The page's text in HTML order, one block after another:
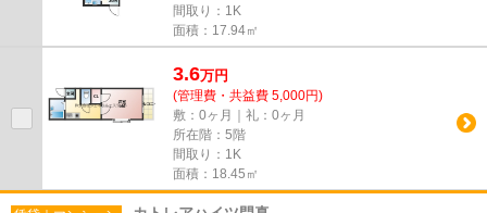
間取り：1K
面積：17.94㎡
3.6万円
(管理費・共益費 5,000円)
敷：0ヶ月｜礼：0ヶ月
所在階：5階
間取り：1K
面積：18.45㎡